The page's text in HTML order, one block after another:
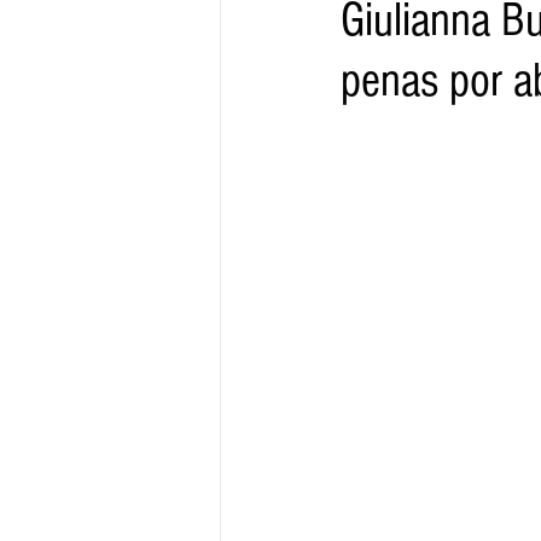
Gobernador Segob
Giulianna
penas por